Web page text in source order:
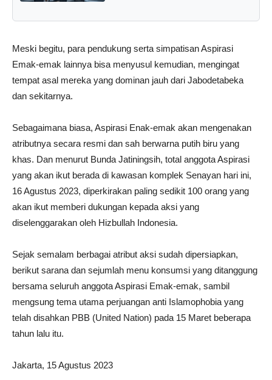
Meski begitu, para pendukung serta simpatisan Aspirasi
Emak-emak lainnya bisa menyusul kemudian, mengingat
tempat asal mereka yang dominan jauh dari Jabodetabeka
dan sekitarnya.
Sebagaimana biasa, Aspirasi Enak-emak akan mengenakan
atributnya secara resmi dan sah berwarna putih biru yang
khas. Dan menurut Bunda Jatiningsih, total anggota Aspirasi
yang akan ikut berada di kawasan komplek Senayan hari ini,
16 Agustus 2023, diperkirakan paling sedikit 100 orang yang
akan ikut memberi dukungan kepada aksi yang
diselenggarakan oleh Hizbullah Indonesia.
Sejak semalam berbagai atribut aksi sudah dipersiapkan,
berikut sarana dan sejumlah menu konsumsi yang ditanggung
bersama seluruh anggota Aspirasi Emak-emak, sambil
mengsung tema utama perjuangan anti Islamophobia yang
telah disahkan PBB (United Nation) pada 15 Maret beberapa
tahun lalu itu.
Jakarta, 15 Agustus 2023